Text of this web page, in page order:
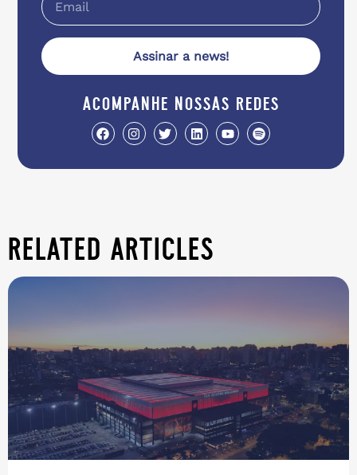
Assinar a news!
acompanhe nossas redes
related articles